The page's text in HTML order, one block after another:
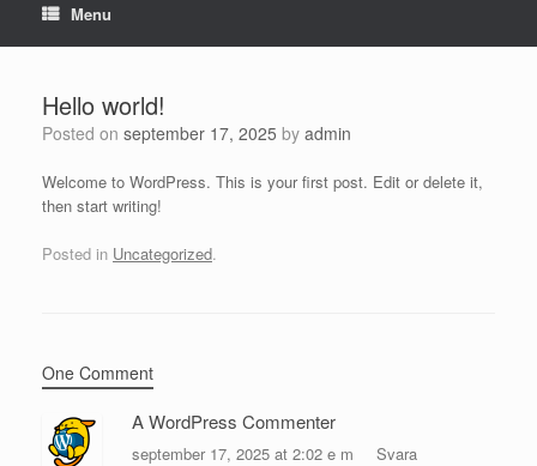
Menu
Hello world!
Posted on september 17, 2025 by admin
Welcome to WordPress. This is your first post. Edit or delete it,
then start writing!
Posted in Uncategorized.
One Comment
A WordPress Commenter
september 17, 2025 at 2:02 e m Svara